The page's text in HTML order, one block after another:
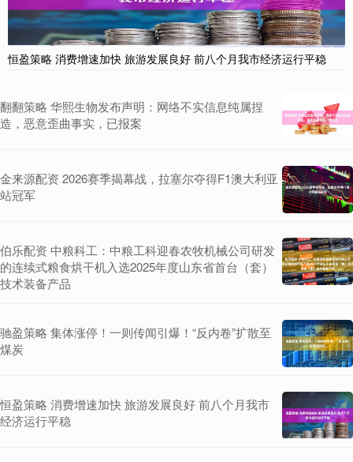
恒盈策略 消费增速加快 旅游发展良好 前八个月我市经济运行平稳
翻翻策略 华熙生物发布声明：网络不实信息纯属捏
造，恶意歪曲事实，已报案
金来源配资 2026赛季揭幕战，拉塞尔夺得F1澳大利亚
站冠军
伯乐配资 中粮科工：中粮工科迎春农牧机械公司研发
的连续式粮食烘干机入选2025年度山东省首台（套）
技术装备产品
驰盈策略 集体涨停！一则传闻引爆！“反内卷”扩散至
煤炭
恒盈策略 消费增速加快 旅游发展良好 前八个月我市
经济运行平稳